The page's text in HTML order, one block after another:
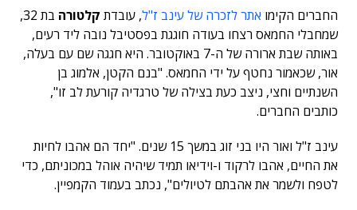
החברים הקימו אתר לזכרה של עינב ז"ל, עובדת קלטורה
בת 32,
שמחבלי החמאס רצחו בעודה חוגגת בפסטיבל נובה ליד רעים,
באותה שבת ארורה של ה-7 באוקטובר. היא חגגה שם עם בעלה,
אור, שכאמור נחטף על ידי החמאס. "בנם הקטן, אלמוג בן
השנתיים וחצי, ניצב כעת בצילה של טרגדיה קורעת לב זו",
כותבים החברים.
עינב ז"ל ואור היו בני זוג במשך 15 שנים. "יחד הם אהבו לחיות
את החיים, אהבו לרקוד ו-וידיאו תמיד שיהיה אוהל במכוניתם, כדי
לטפח ולשמר את אהבתם לטיולים", נכתב בעמוד הקמפיין.